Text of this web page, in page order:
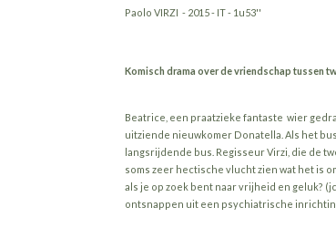
Paolo VIRZI - 2015 - IT - 1u53''
Komisch drama over de vriendschap tussen
Beatrice, een praatzieke fantaste wier
uitziende nieuwkomer Donatella. Als het
langsrijdende bus. Regisseur Virzi, die de
soms zeer hectische vlucht zien wat het is
als je op zoek bent naar vrijheid en geluk?
ontsnappen uit een psychiatrische